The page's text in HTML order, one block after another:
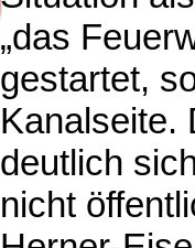
„das
gestartet,
Kanalseite.
deutlich
nicht